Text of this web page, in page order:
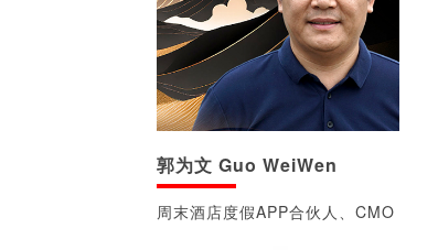
郭为文 Guo WeiWen
周末酒店度假APP合伙人、CMO